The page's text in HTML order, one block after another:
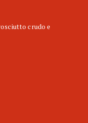
crudo e